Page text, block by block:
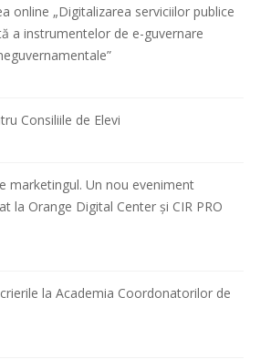
online „Digitalizarea serviciilor publice
a instrumentelor de e-guvernare
Consiliile de Elevi
marketingul. Un nou eveniment
la Orange Digital Center și CIR PRO
la Academia Coordonatorilor de